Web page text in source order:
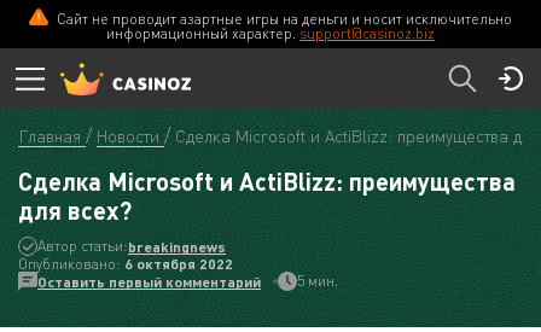
Сайт не проводит азартные игры на деньги и носит исключительно
информационный характер. support@casinoz.biz
Главная Новости Сделка Microsoft и ActiBlizz: преимущества для
Сделка Microsoft и ActiBlizz: преимущества
для всех?
Автор статьи:breakingnews
Опубликовано: 6 октября 2022
Оставить первый комментарий
5 мин.